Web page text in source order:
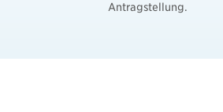
Antragstellung.